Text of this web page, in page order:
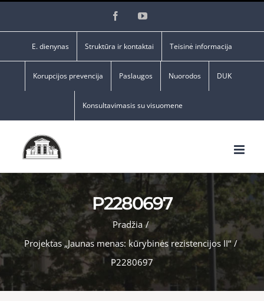
FacebookYouTube
E. dienynas Struktūra ir kontaktai Teisinė informacija
Korupcijos prevencija Paslaugos Nuorodos DUK
Konsultavimasis su visuomene
P2280697
Pradžia /
Projektas „Jaunas menas: kūrybinės rezistencijos II“ /
P2280697